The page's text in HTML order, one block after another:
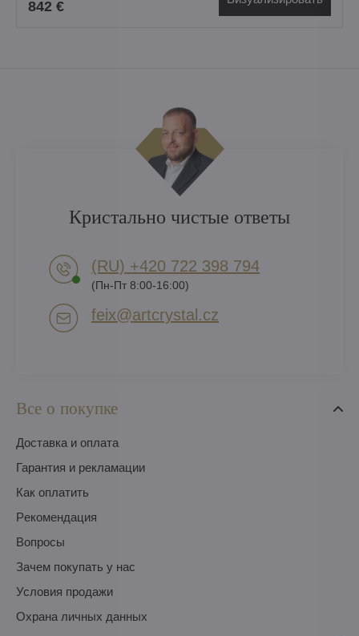
842 €
Все о покупке
Доставка и оплата
Гарантия и рекламации
Как оплатить
Pекомендация
Вопросы
Зачем покупать у нас
Условия продажи
Охрана личных данных
Кристально чистые ответы
(RU) +420 722 398 794​
(Пн-Пт 8:00-16:00)
feix​@artcrystal​.cz